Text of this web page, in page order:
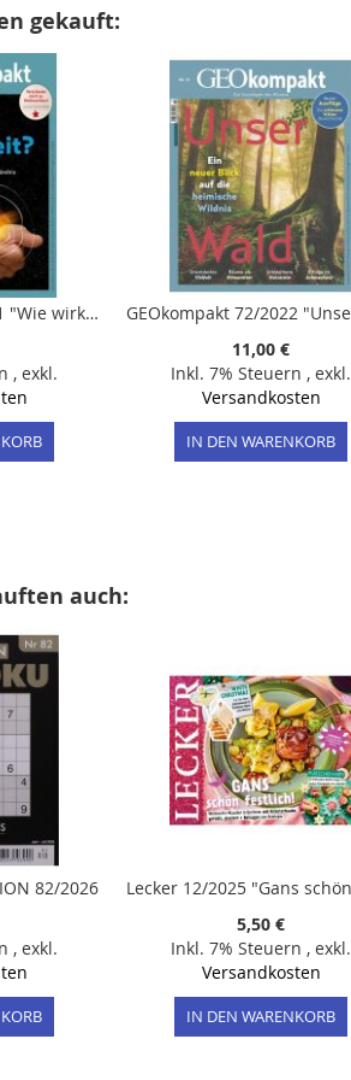
gekauft:
GEOkompakt 69/2021 "Wie wirklich ist die Wirklichkeit? - Quantenphysik"
, exkl.
11,00 €
Inkl. 7% Steuern , exkl.
Versandkosten
IN DEN WARENKORB
auch:
82/2026
, exkl.
5,50 €
Inkl. 7% Steuern , exkl.
Versandkosten
IN DEN WARENKORB